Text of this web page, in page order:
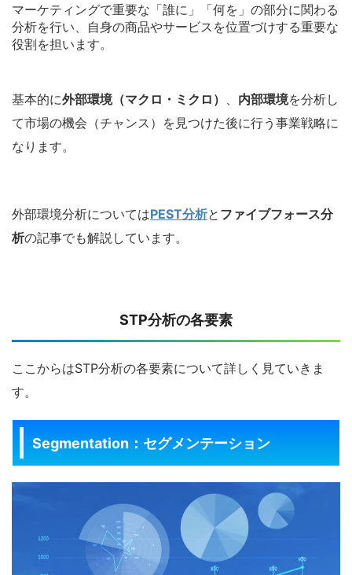
マーケティングで重要な「誰に」「何を」の部分に関わる
分析を行い、自身の商品やサービスを位置づけする重要な
役割を担います。
基本的に外部環境（マクロ・ミクロ） 内部環境を分析し
て市場の機会（チャンス）を見つけた後に行う事業戦略に
なります。
外部環境分析についてはPEST分析と ファイブフォース分
析の記事でも解説しています。
STP分析の各要素
ここからはSTP分析の各要素について詳しく見ていきま
す。
Segmentation ：セグメンテーション